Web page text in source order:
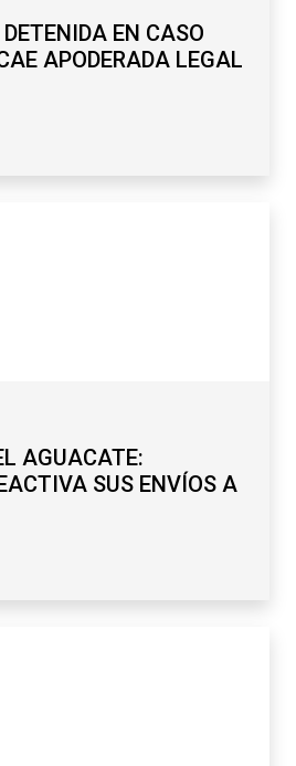
EN CASO
APODERADA LEGAL
AGUACATE:
SUS ENVÍOS A